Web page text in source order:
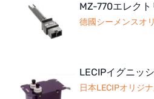
MZ-770エレクト
德國シーメンスオ
LECIPイグニッ
日本LECIPオリジ